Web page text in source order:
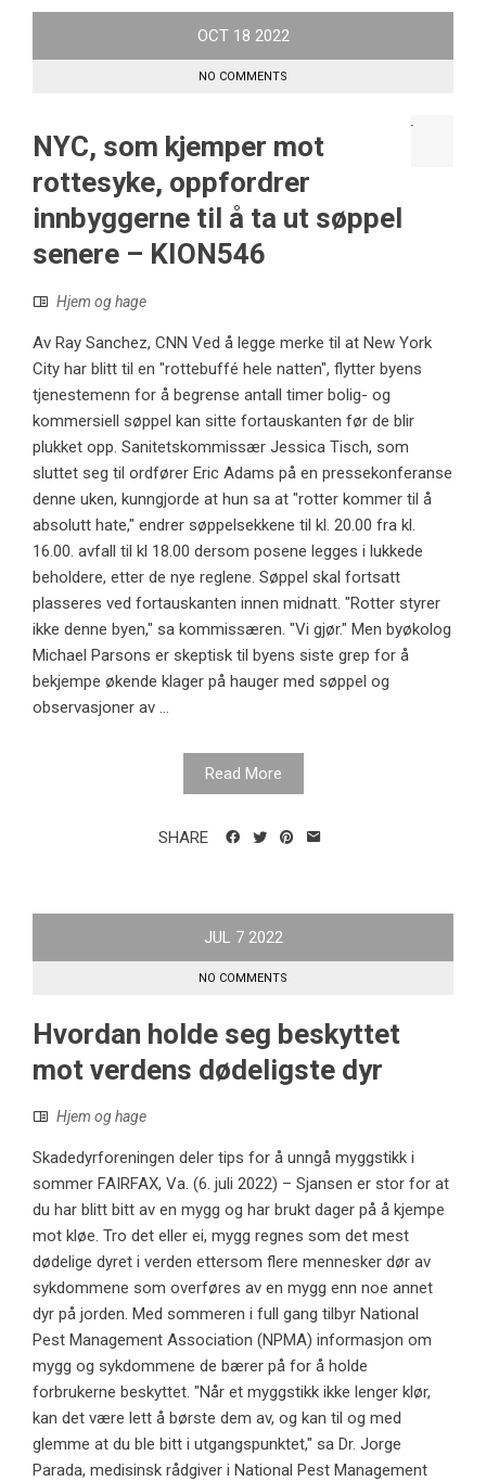
OCT 18 2022
NO COMMENTS
NYC, som kjemper mot
rottesyke, oppfordrer
innbyggerne til å ta ut søppel
senere – KION546
Hjem og hage
Av Ray Sanchez, CNN Ved å legge merke til at New York
City har blitt til en "rottebuffé hele natten", flytter byens
tjenestemenn for å begrense antall timer bolig- og
kommersiell søppel kan sitte fortauskanten før de blir
plukket opp. Sanitetskommissær Jessica Tisch, som
sluttet seg til ordfører Eric Adams på en pressekonferanse
denne uken, kunngjorde at hun sa at "rotter kommer til å
absolutt hate," endrer søppelsekkene til kl. 20.00 fra kl.
16.00. avfall til kl 18.00 dersom posene legges i lukkede
beholdere, etter de nye reglene. Søppel skal fortsatt
plasseres ved fortauskanten innen midnatt. "Rotter styrer
ikke denne byen," sa kommissæren. "Vi gjør." Men byøkolog
Michael Parsons er skeptisk til byens siste grep for å
bekjempe økende klager på hauger med søppel og
observasjoner av ...
Read More
SHARE
JUL 7 2022
NO COMMENTS
Hvordan holde seg beskyttet
mot verdens dødeligste dyr
Hjem og hage
Skadedyrforeningen deler tips for å unngå myggstikk i
sommer FAIRFAX, Va. (6. juli 2022) – Sjansen er stor for at
du har blitt bitt av en mygg og har brukt dager på å kjempe
mot kløe. Tro det eller ei, mygg regnes som det mest
dødelige dyret i verden ettersom flere mennesker dør av
sykdommene som overføres av en mygg enn noe annet
dyr på jorden. Med sommeren i full gang tilbyr National
Pest Management Association (NPMA) informasjon om
mygg og sykdommene de bærer på for å holde
forbrukerne beskyttet. "Når et myggstikk ikke lenger klør,
kan det være lett å børste dem av, og kan til og med
glemme at du ble bitt i utgangspunktet," sa Dr. Jorge
Parada, medisinsk rådgiver i National Pest Management